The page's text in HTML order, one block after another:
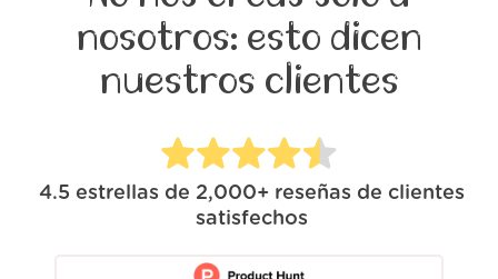
nosotros: esto dicen
nuestros clientes
4.5 estrellas de 2,000+ reseñas de clientes
satisfechos